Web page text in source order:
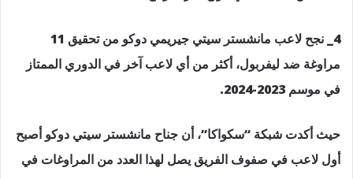
4_ نجح لاعب مانشستر سيتي جيريمي دوكو من تحقيق 11
مراوغة ضد ليفربول، أكثر من أي لاعب آخر في الدوري الممتاز
في موسم 2023-2024.
حيث أكدت شبكة “سكواكا”، أن جناح مانشستر سيتي دوكو أصبح
أول لاعب في صفوف الفريق يصل لهذا العدد من المراوغات في